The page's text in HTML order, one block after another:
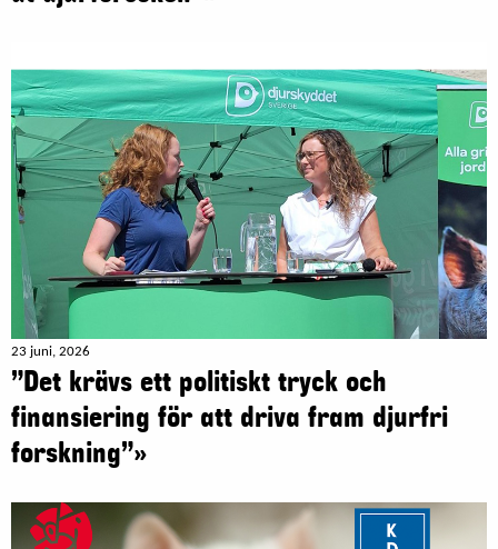
23 juni, 2026
”Det krävs ett politiskt tryck och
finansiering för att driva fram djurfri
forskning”»